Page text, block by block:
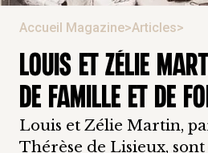
Accueil Magazine>Articles>
LOUIS ET ZÉLIE
DE FAMILLE ET DE FOI
Louis et Zélie Martin,
Thérèse de Lisieux,